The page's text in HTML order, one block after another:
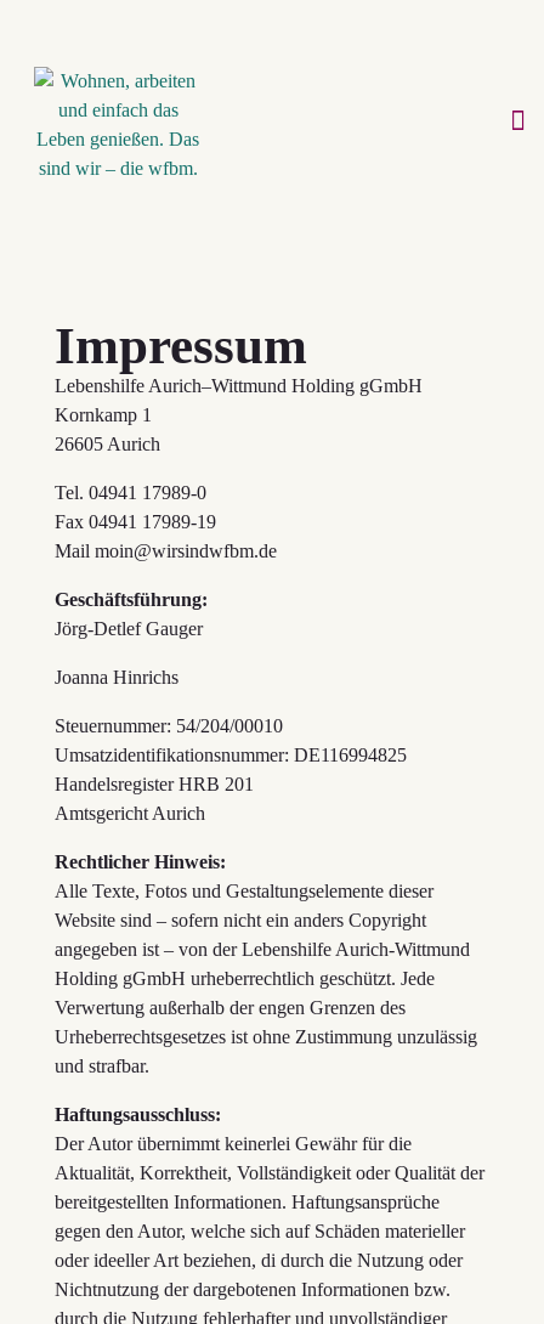
Impressum
Lebenshilfe Aurich–Wittmund Holding gGmbH
Kornkamp 1
26605 Aurich
Tel. 04941 17989-0
Fax 04941 17989-19
Mail moin@wirsindwfbm.de
Geschäftsführung:
Jörg-Detlef Gauger
Joanna Hinrichs
Steuernummer: 54/204/00010
Umsatzidentifikationsnummer: DE116994825
Handelsregister HRB 201
Amtsgericht Aurich
Rechtlicher Hinweis:
Alle Texte, Fotos und Gestaltungselemente dieser
Website sind – sofern nicht ein anders Copyright
angegeben ist – von der Lebenshilfe Aurich-Wittmund
Holding gGmbH urheberrechtlich geschützt. Jede
Verwertung außerhalb der engen Grenzen des
Urheberrechtsgesetzes ist ohne Zustimmung unzulässig
und strafbar.
Haftungsausschluss:
Der Autor übernimmt keinerlei Gewähr für die
Aktualität, Korrektheit, Vollständigkeit oder Qualität der
bereitgestellten Informationen. Haftungsansprüche
gegen den Autor, welche sich auf Schäden materieller
oder ideeller Art beziehen, di durch die Nutzung oder
Nichtnutzung der dargebotenen Informationen bzw.
durch die Nutzung fehlerhafter und unvollständiger